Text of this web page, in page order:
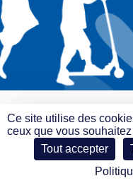
Ce site utilise des
ceux que vous
Tout accepter